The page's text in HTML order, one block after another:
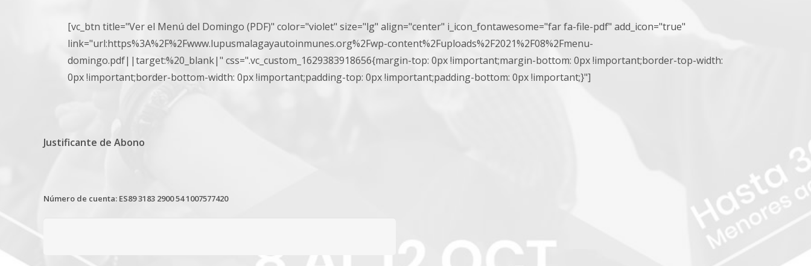
[vc_btn title="Ver el Menú del Domingo (PDF)" color="violet" size="lg" align="center" i_icon_fontawesome="far fa-file-pdf" add_icon="true"
link="url:https%3A%2F%2Fwww.lupusmalagayautoinmunes.org%2Fwp-content%2Fuploads%2F2021%2F08%2Fmenu-
domingo.pdf||target:%20_blank|" css=".vc_custom_1629383918656{margin-top: 0px !important;margin-bottom: 0px !important;border-top-width:
0px !important;border-bottom-width: 0px !important;padding-top: 0px !important;padding-bottom: 0px !important;}"]
Justificante de Abono
Número de cuenta: ES89 3183 2900 54 1007577420